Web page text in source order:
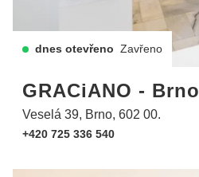
dnes otevřeno Zavřeno
GRACiANO - Brno
Veselá 39, Brno, 602 00.
+420 725 336 540